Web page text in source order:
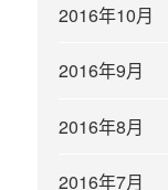
2016年10月
2016年9月
2016年8月
2016年7月